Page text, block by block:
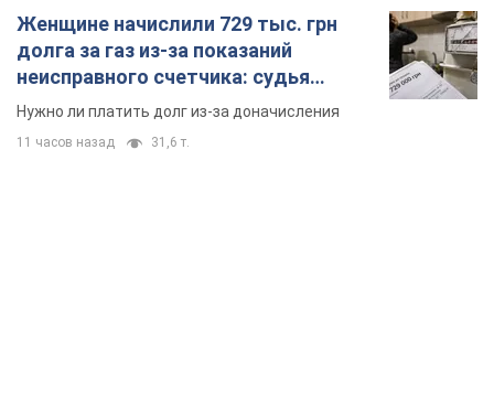
Женщине начислили 729 тыс. грн
долга за газ из-за показаний
неисправного счетчика: судья
вынес неожиданное решение
Нужно ли платить долг из-за доначисления
11 часов назад 31,6 т.